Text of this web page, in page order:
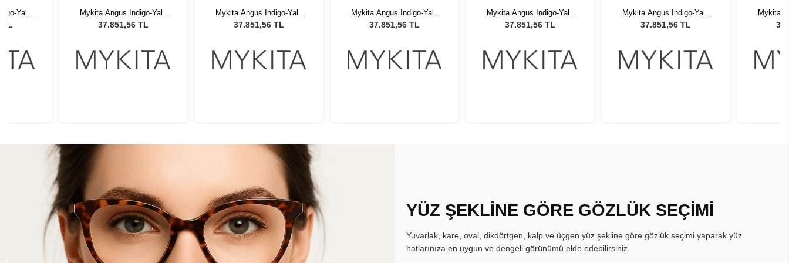
Yale
Unisex
TL
Mykita Angus Indigo-Yale
Blue PP ABR 514 Unisex
37.851,56 TL
Mykita Angus Indigo-Yale
Blue PP ABR 514 Unisex
37.851,56 TL
Mykita Angus Indigo-Yale
Blue PP ABR 514 Unisex
37.851,56 TL
Mykita Angus Indigo-Yale
Blue PP ABR 514 Unisex
37.851,56 TL
Mykita Angus Indigo-Yale
Blue PP ABR 514 Unisex
37.851,56 TL
Mykita
Blue
YÜZ ŞEKLİNE GÖRE GÖZLÜK SEÇİMİ
Yuvarlak, kare, oval, dikdörtgen, kalp ve üçgen yüz şekline göre gözlük seçimi yaparak yüz
hatlarınıza en uygun ve dengeli görünümü elde edebilirsiniz.